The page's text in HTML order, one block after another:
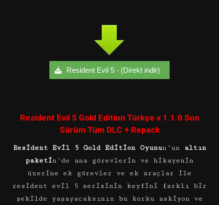
Resident Evil 5 - (Direkt indir)
Resident Evil 5 Gold Edition Türkçe v 1.1.0 Son
Sürüm Tüm DLC + Repack
Resident Evil 5 Gold Edition Oyunun’un
altın
paketin’de ana görevlerin ve hikayenin
üzerine ek görevler ve ek araçlar ile
resident evil 5 serisinin keyfini farklı bir
şekilde yaşayacaksınız bu korku askiyon ve